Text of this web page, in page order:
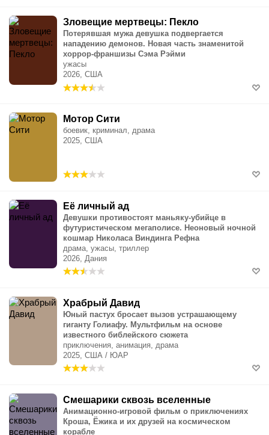
Зловещие мертвецы: Пекло
Потерявшая мужа девушка подвергается
нападению демонов. Новая часть знаменитой
хоррор-франшизы Сэма Рэйми
ужасы
2026, США
Мотор Сити
боевик, криминал, драма
2025, США
Её личный ад
Девушки противостоят маньяку-убийце в
футуристическом мегаполисе. Неоновый ночной
кошмар Николаса Виндинга Рефна
драма, ужасы, триллер
2026, Дания
Храбрый Давид
Юный пастух бросает вызов устрашающему
гиганту Голиафу. Мультфильм на основе
известного библейского сюжета
приключения, анимация, драма
2025, США / ЮАР
Смешарики сквозь вселенные
Анимационно-игровой фильм о приключениях
Кроша, Ёжика и их друзей на космическом
корабле